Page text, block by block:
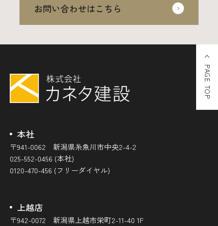
お問い合わせはこちら
本社
〒941-0062 新潟県糸魚川市中央2-4-2
025-552-0456 (本社)
0120-470-456 (フリーダイヤル)
上越店
〒942-0072 新潟県上越市栄町2-11-40 1F
PAGE TOP